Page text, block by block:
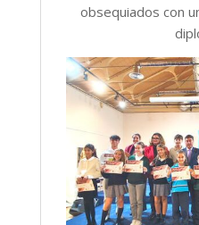
obsequiados con